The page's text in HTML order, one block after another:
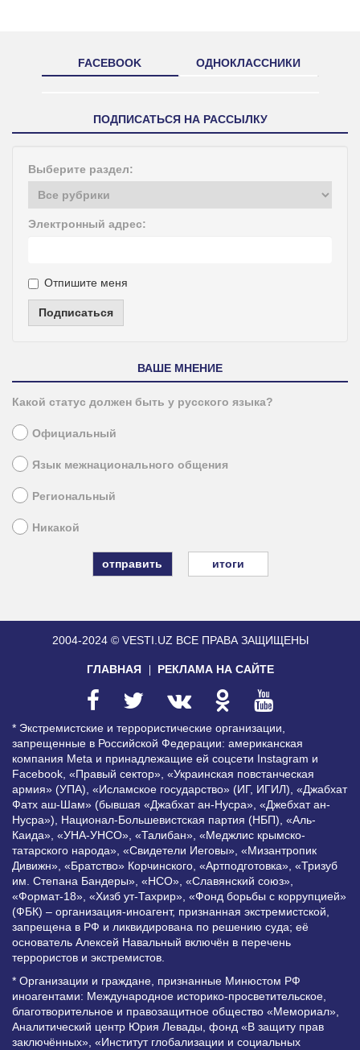
FACEBOOK ОДНОКЛАССНИКИ
ПОДПИСАТЬСЯ НА РАССЫЛКУ
Выберите раздел:
Электронный адрес:
Отпишите меня
Подписаться
ВАШЕ МНЕНИЕ
Какой статус должен быть у русского языка?
Официальный
Язык межнационального общения
Региональный
Никакой
итоги
2004-2024 © VESTI.UZ ВСЕ ПРАВА ЗАЩИЩЕНЫ
ГЛАВНАЯ РЕКЛАМА НА САЙТЕ
* Экстремистские и террористические организации,
запрещенные в Российской Федерации: американская
компания Meta и принадлежащие ей соцсети Instagram и
Facebook, «Правый сектор», «Украинская повстанческая
армия» (УПА), «Исламское государство» (ИГ, ИГИЛ), «Джабхат
Фатх аш-Шам» (бывшая «Джабхат ан-Нусра», «Джебхат ан-
Нусра»), Национал-Большевистская партия (НБП), «Аль-
Каида», «УНА-УНСО», «Талибан», «Меджлис крымско-
татарского народа», «Свидетели Иеговы», «Мизантропик
Дивижн», «Братство» Корчинского, «Артподготовка», «Тризуб
им. Степана Бандеры», «НСО», «Славянский союз»,
«Формат-18», «Хизб ут-Тахрир», «Фонд борьбы с коррупцией»
(ФБК) – организация-иноагент, признанная экстремистской,
запрещена в РФ и ликвидирована по решению суда; её
основатель Алексей Навальный включён в перечень
террористов и экстремистов.
* Организации и граждане, признанные Минюстом РФ
иноагентами: Международное историко-просветительское,
благотворительное и правозащитное общество «Мемориал»,
Аналитический центр Юрия Левады, фонд «В защиту прав
заключённых», «Институт глобализации и социальных